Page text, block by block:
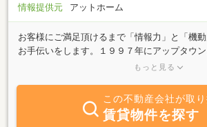
情報提供元
アットホーム
お客様にご満足頂けるまで「情報力」と「機
お手伝いをします。１９９７年にアップタウ
店としてオープンして以来、多くの賃貸ユー
「尾山台」を本拠地とし城南エリア・東急沿
に扱っております。またお客様の便宜をはか
ちろん、お客様用駐車場を用意し、お部屋の
もっと見る
この不動産会社が取り
賃貸物件を探す